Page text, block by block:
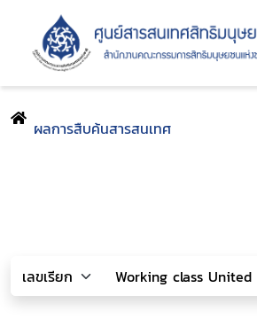
ผลการสืบค้นสารสนเทศ